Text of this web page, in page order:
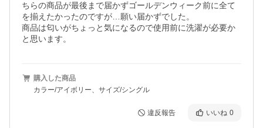
ちらの商品が最後まで届かずゴールデンウィーク前に全て
を揃えたかったのですが…願い届かずでした。
商品は匂いがちょっと気になるので使用前に洗濯が必要か
と思います。
購入した商品
カラー/アイボリー、サイズ/シングル
違反報告 いいね 0